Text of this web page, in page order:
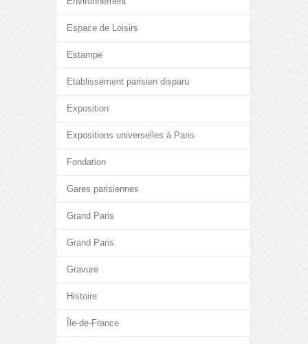
Espace de Loisirs
Estampe
Etablissement parisien disparu
Exposition
Expositions universelles à Paris
Fondation
Gares parisiennes
Grand Paris
Grand Paris
Gravure
Histoire
Île-de-France